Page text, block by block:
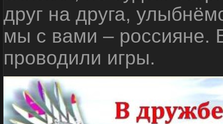
друг на друга,
мы с вами – россияне.
проводили игры.